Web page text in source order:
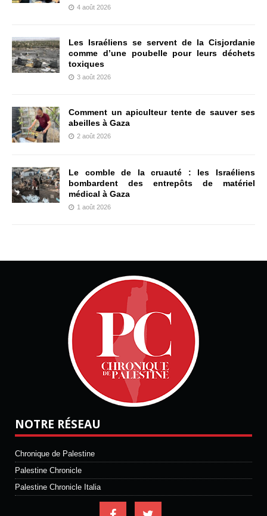
4 août 2026
Les Israéliens se servent de la Cisjordanie
comme d’une poubelle pour leurs déchets
toxiques
3 août 2026
Comment un apiculteur tente de sauver ses
abeilles à Gaza
2 août 2026
Le comble de la cruauté : les Israéliens
bombardent des entrepôts de matériel
médical à Gaza
1 août 2026
NOTRE RÉSEAU
Chronique de Palestine
Palestine Chronicle
Palestine Chronicle Italia